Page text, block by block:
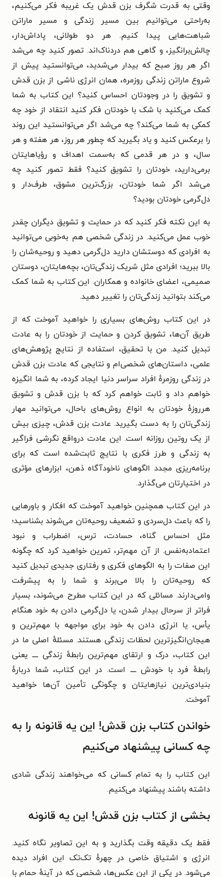
وقتی به قدرت شگرف بزن قدش یک غریبه فکر می‌کنیم،
به‌راحتی می‌توانیم بین مسیر زندگی و مسیر ماراتن
شباهت‌هایی پیدا کنیم. هر دو طولانی، پاداش‌دار،
چالش‌برانگیز، و گاهی هم دردناک‌اند. تصور کنید چه می‌شد
اگر هر روز صبح که بیدار می‌شدید، می‌توانستید پیش از
شروع ماراتن زندگی روزمره، همان انرژی ناشی از بزن قدش
و تشویق را در وجودتان احساس کنید؟ این کتاب به شما
کمک می‌کنپد با شک با خودتان فکر کنیدانتقاد از خود چه
کمکی به شما می‌کند؟ چه می‌شد اگر می‌توانستید این روند
را برعکس کنید و یاد بگیرید که چطور هر روز، هر هفته و هر
سال، و در هر قدمی که به‌سمت اهداف و رؤیاهایتان
برمی‌دارید، خودتان را تشویق کنید؟ فقط تصور کنید چه
می‌شد اگر شما خودتان، بزرگ‌ترین مشوق، طرف‌دار و
دل‌گرمی خودتان بودید؟
به این نکته فکر کنید که در حمایت و تشویق دیگران چقدر
خوب عمل می‌کنید. در زندگی شخصی هم به‌خوبی می‌توانید
به افرادی که دوستشان دارید دل‌گرمی دهید و روحیه‌شان را
بالا ببرید؛ افرادی مثل شریک زندگی‌تان، بچه‌هایتان، دوستان
صمیمی، اعضای خانواده و همکاران. این کتاب به شما کمک
می‌کند بتوانید زندگی‌تان را تغییر دهید.
در این کتاب روش‌های بسیاری را خواهید آموخت که از
طریق آن‌ها، تشویق کردن و حمایت از خودتان را به عادت
تبدیل کنید. من با تحقیق، استفاده از نتایج پژوهش‌های
علمی، داستان‌های شخصی‌ام و نتایجی که عادت بزن قدش
در زندگی روزمرهٔ افراد سراسر دنیا ایجاد کرده، به شما انگیزه
خواهم داد و ثابت خواهم کرد که با بزن قدش و تشویق
هرروزهٔ خودتان به انواع روش‌های باحال، می‌توانید مهار
زندگی‌تان را به دست بگیرید. عادت بزن قدش، چیزی بیش
از یک روتین روزانه است. این عادت درواقع نگرشی فراگیر
به زندگی و طرز فکری با نتایج ثابت‌شده است که برای
برنامه‌ریزی مجدد الگوهای ناخودآگاه ذهن، ابزارهای مؤثری
در اختیارتان می‌گذارد.
در این کتاب همچنین خواهید آموخت که افکار و باورهایی
را که باعث دل‌سردی و تضعیف روحیه‌تان می‌شوند بشناسید؛
مثل احساس گناه، حسادت، ترس، اضطراب و نبود
اعتمادبه‌نفس. از آن مهم‌تر، تمرین خواهید کرد که چگونه
این صفات را به الگوهای فکری و رفتاری جدیدی تبدیل کنید
که روحیه‌تان را بالا می‌برند و شما را به پیشرفت
وامی‌دارند. مسائلی که در این کتاب مطرح می‌شوند، بسیار
فراتر از سرحال بیدار شدن، یا دل‌گرمی دادن به خود هنگام
یأس، یا انرژی دادن به خود برای مواجهه با مهم‌ترین و
هیجان‌انگیزترین لحظات زندگی هستند. مسئلهٔ اصلی ما در
این کتاب، درک و ارتقای مهم‌ترین رابطهٔ زندگی ــــ یعنی
رابطهٔ فرد با خودش ــــ است. در این کتاب، شما دربارهٔ
بنیادی‌ترین نیازهایتان و چگونگی تأمین آن‌ها خواهید
آموخت.
خواندن کتاب بزن قدش! این یه قانونه را به
چه کسانی پیشنهاد می‌کنیم
این کتاب را به تمام کسانی که می‌خواهند زندگی شادی
داشته باشند پیشنهاد می‌کنیم.
بخشی از کتاب بزن قدش! این یه قانونه
فقط یک دقیقه وقت بگذارید و به این تصاویر نگاه کنید.
انرژی و اشتیاق خاصی در چهرهٔ تک‌تک این افراد دیده
می‌شود. در یکی از این عکس‌ها، شخصی که در آینهٔ حمام با